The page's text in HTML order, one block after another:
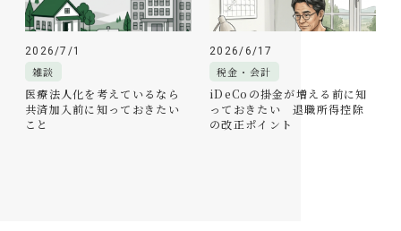
2026/7/1
雑談
医療法人化を考えているなら
共済加入前に知っておきたい
こと
2026/6/17
税金・会計
iDeCoの掛金が増える前に知
っておきたい 退職所得控除
の改正ポイント